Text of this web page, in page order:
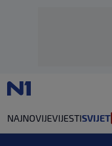
NAJNOVIJEVIJESTISVIJET